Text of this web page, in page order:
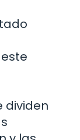
dividen